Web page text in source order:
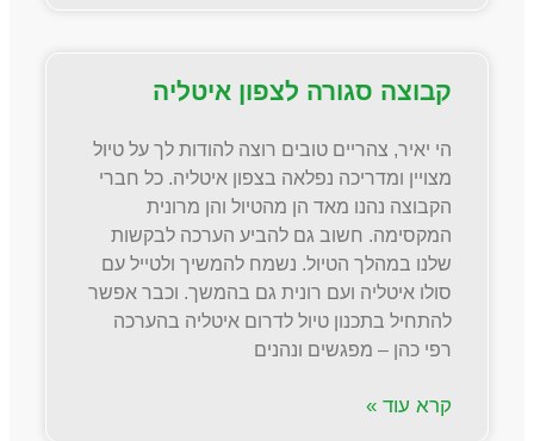
קבוצה סגורה לצפון איטליה
הי יאיר, צהריים טובים רוצה להודות לך על טיול
מצויין ומדריכה נפלאה בצפון איטליה. כל חברי
הקבוצה נהנו מאד הן מהטיול והן מרונית
המקסימה. חשוב גם להביע הערכה לבקשות
שלנו במהלך הטיול. נשמח להמשיך ולטייל עם
סולו איטליה ועם רונית גם בהמשך. וכבר אפשר
להתחיל בתכנון טיול לדרום איטליה בהערכה
רפי כהן – מפגשים ונהנים
קרא עוד »